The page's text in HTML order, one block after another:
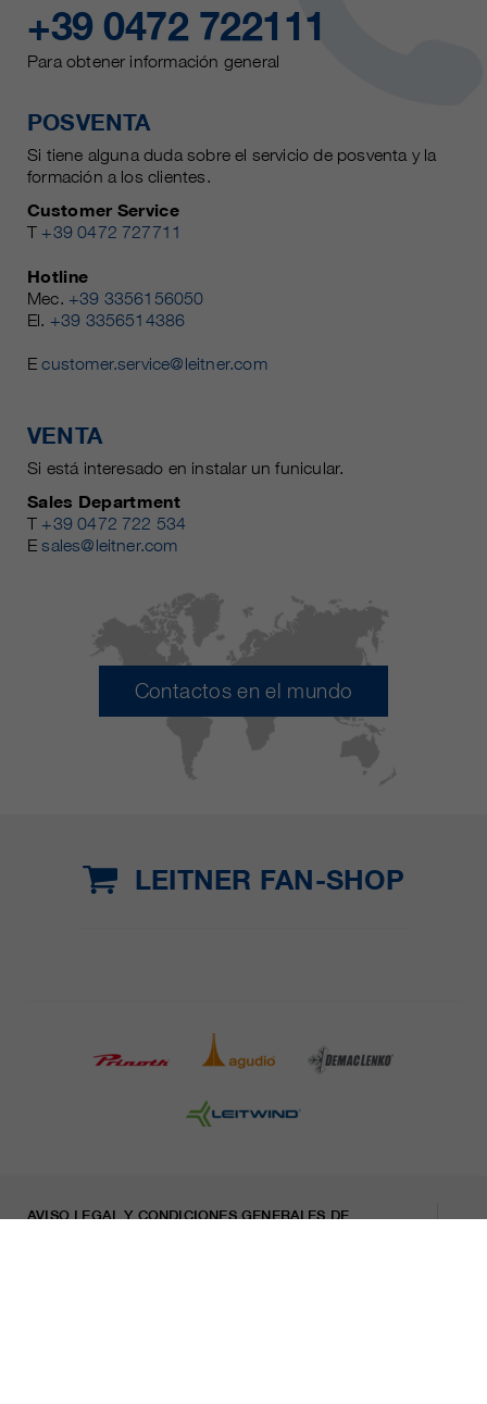
+39 0472 722111
Para obtener información general
POSVENTA
Si tiene alguna duda sobre el servicio de posventa y la
formación a los clientes.
Customer Service
T +39 0472 727711
Hotline
Mec. +39 3356156050
El. +39 3356514386
Ecustomer.service@leitner.com
VENTA
Si está interesado en instalar un funicular.
Sales Department
T +39 0472 722 534
Esales@leitner.com
Contactos en el mundo
LEITNER FAN-SHOP
AVISO LEGAL Y CONDICIONES GENERALES DE